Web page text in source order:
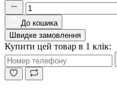
До кошика
Швидке замовлення
Купити цей товар в 1 клік: